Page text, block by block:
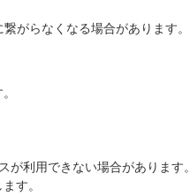
がらなくなる場合があります。
利用できない場合があります。
す。